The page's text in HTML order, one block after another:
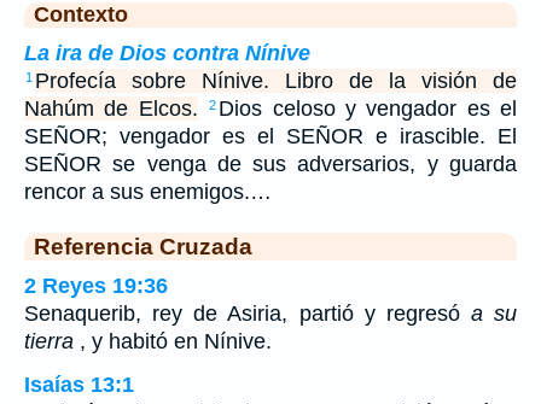
Contexto
La ira de Dios contra Nínive
1 Profecía sobre Nínive. Libro de la visión de
Nahúm de Elcos.
2 Dios celoso y vengador es el
SEÑOR; vengador es el SEÑOR e irascible. El
SEÑOR se venga de sus adversarios, y guarda
rencor a sus enemigos.…
Referencia Cruzada
2 Reyes 19:36
Senaquerib, rey de Asiria, partió y regresó a su
tierra , y habitó en Nínive.
Isaías 13:1